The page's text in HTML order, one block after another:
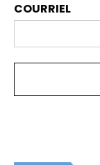
COURRIEL